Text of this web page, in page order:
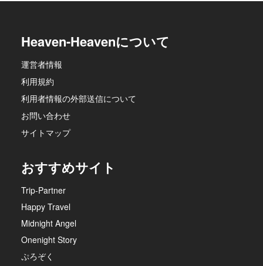
Heaven-Heavenについて
運営者情報
利用規約
利用者情報の外部送信について
お問い合わせ
サイトマップ
おすすめサイト
Trip-Partner
Happy Travel
Midnight Angel
Onenight Story
ぷろぞく